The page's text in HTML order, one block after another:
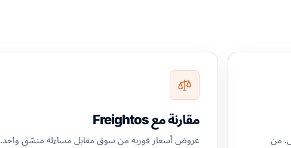
من
مقارنة مع Freightos
عروض أسعار فورية من سوق مقابل مساءلة منسّق واحد.